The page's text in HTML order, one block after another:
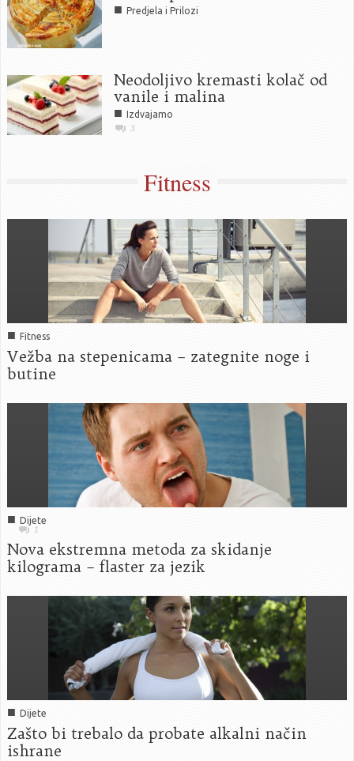
■ Predjela i Prilozi
Neodoljivo kremasti kolač od
vanile i malina
■ Izdvajamo
3
Fitness
■ Fitness
Vežba na stepenicama – zategnite noge i
butine
■ Dijete
1
Nova ekstremna metoda za skidanje
kilograma – flaster za jezik
■ Dijete
Zašto bi trebalo da probate alkalni način
ishrane